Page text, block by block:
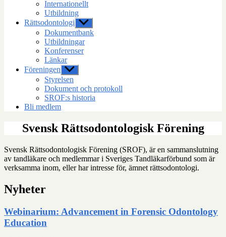
Internationellt
Utbildning
Rättsodontologi Visa
undermeny
Dokumentbank
Utbildningar
Konferenser
Länkar
Föreningen Visa
undermeny
Styrelsen
Dokument och protokoll
SROF:s historia
Bli medlem
Svensk Rättsodontologisk Förening
Svensk Rättsodontologisk Förening (SROF), är en sammanslutning
av tandläkare och medlemmar i Sveriges Tandläkarförbund som är
verksamma inom, eller har intresse för, ämnet rättsodontologi.
Nyheter
Webinarium: Advancement in Forensic Odontology
Education